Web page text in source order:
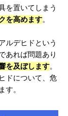
を置いてしまう
を高めます。
ルデヒドという
あれば問題あり
を及ぼします。
ドについて、危
す。